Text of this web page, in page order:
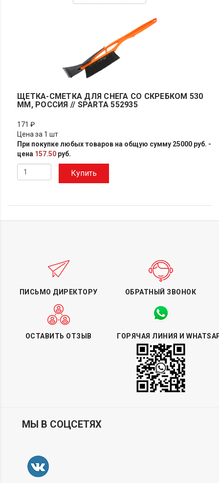
ЩЕТКА-СМЕТКА ДЛЯ СНЕГА СО СКРЕБКОМ 530
ММ, РОССИЯ // SPARTA 552935
171 ₽
Цена за 1 шт
При покупке любых товаров на общую сумму 25000 руб. -
цена 157.50 руб.
Купить
ПИСЬМО ДИРЕКТОРУ ОБРАТНЫЙ ЗВОНОК
ОСТАВИТЬ ОТЗЫВ ГОРЯЧАЯ ЛИНИЯ И
МЫ В СОЦСЕТЯХ